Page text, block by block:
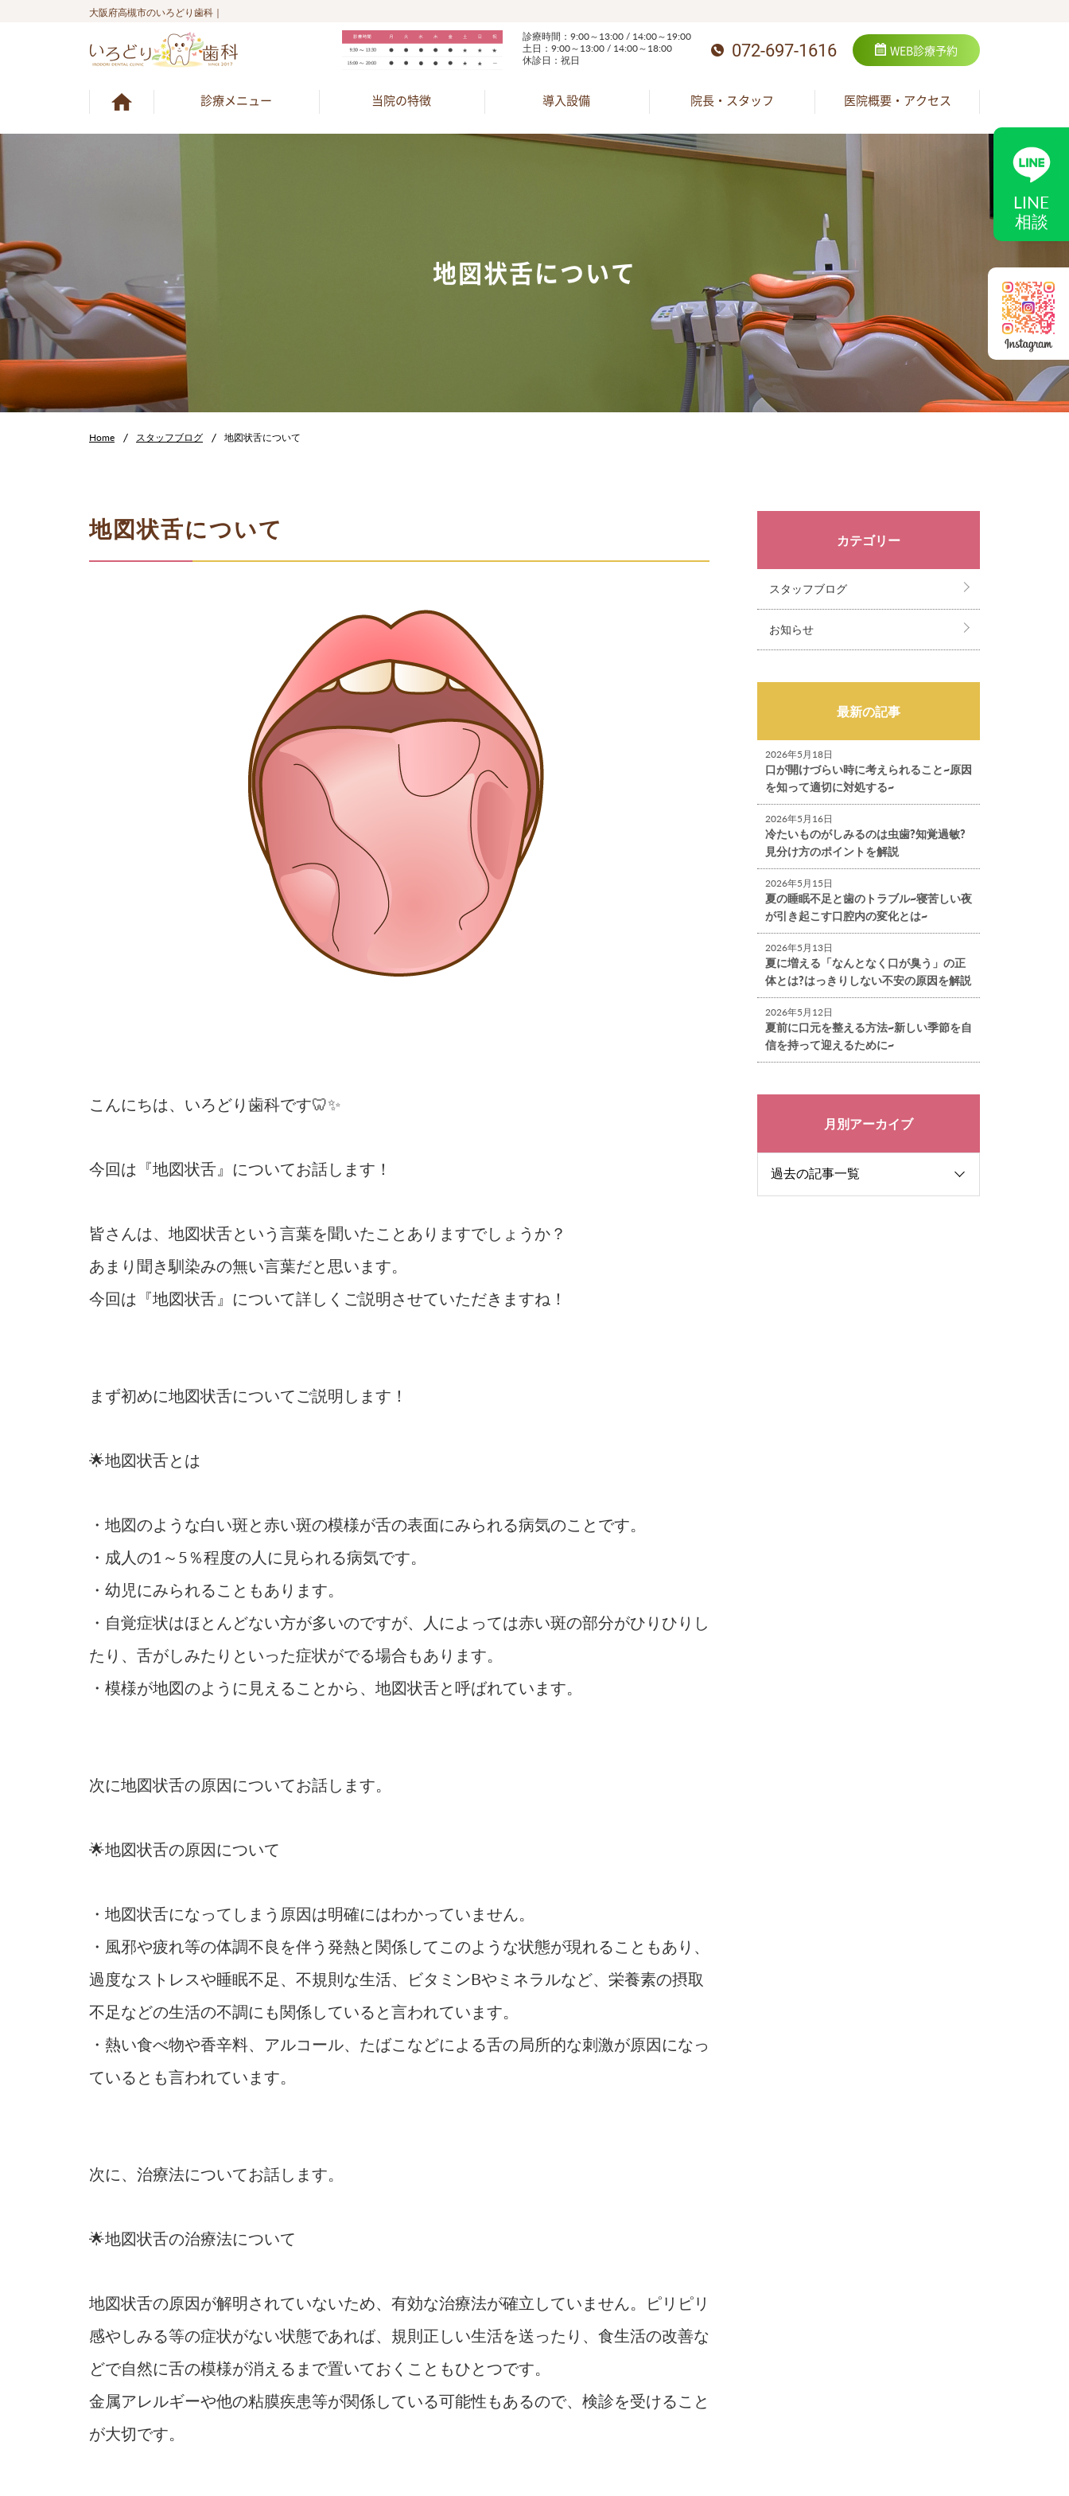
大阪府高槻市のいろどり歯科｜
診療時間：9:00～13:00 / 14:00～19:00
土日：9:00～13:00 / 14:00～18:00
休診日：祝日
072-697-1616 WEB診療予約
診療メニュー 当院の特徴 導入設備 院長・スタッフ 医院概要・アクセス
地図状舌について
Home スタッフブログ 地図状舌について
地図状舌について
こんにちは、いろどり歯科です🦷✨
今回は『地図状舌』についてお話します！
皆さんは、地図状舌という言葉を聞いたことありますでしょうか？
あまり聞き馴染みの無い言葉だと思います。
今回は『地図状舌』について詳しくご説明させていただきますね！
まず初めに地図状舌についてご説明します！
🌟地図状舌とは
・地図のような白い斑と赤い斑の模様が舌の表面にみられる病気のことです。
・成人の1～5％程度の人に見られる病気です。
・幼児にみられることもあります。
・自覚症状はほとんどない方が多いのですが、人によっては赤い斑の部分がひりひりし
たり、舌がしみたりといった症状がでる場合もあります。
・模様が地図のように見えることから、地図状舌と呼ばれています。
次に地図状舌の原因についてお話します。
🌟地図状舌の原因について
・地図状舌になってしまう原因は明確にはわかっていません。
・風邪や疲れ等の体調不良を伴う発熱と関係してこのような状態が現れることもあり、
過度なストレスや睡眠不足、不規則な生活、ビタミンBやミネラルなど、栄養素の摂取
不足などの生活の不調にも関係していると言われています。
・熱い食べ物や香辛料、アルコール、たばこなどによる舌の局所的な刺激が原因になっ
ているとも言われています。
次に、治療法についてお話します。
🌟地図状舌の治療法について
地図状舌の原因が解明されていないため、有効な治療法が確立していません。ピリピリ
感やしみる等の症状がない状態であれば、規則正しい生活を送ったり、食生活の改善な
どで自然に舌の模様が消えるまで置いておくこともひとつです。
金属アレルギーや他の粘膜疾患等が関係している可能性もあるので、検診を受けること
が大切です。
カテゴリー
スタッフブログ
お知らせ
最新の記事
2026年5月18日
口が開けづらい時に考えられること~原因
を知って適切に対処する~
2026年5月16日
冷たいものがしみるのは虫歯?知覚過敏?
見分け方のポイントを解説
2026年5月15日
夏の睡眠不足と歯のトラブル~寝苦しい夜
が引き起こす口腔内の変化とは~
2026年5月13日
夏に増える「なんとなく口が臭う」の正
体とは?はっきりしない不安の原因を解説
2026年5月12日
夏前に口元を整える方法~新しい季節を自
信を持って迎えるために~
月別アーカイブ
LINE
相談